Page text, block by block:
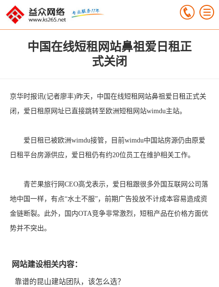
中国在线短租网站鼻祖爱日租正
式关闭
京华时报讯(记者廖丰)昨天，中国在线短租网站鼻祖爱日租正式关
闭，爱日租原网址已直接跳转至欧洲短租网站wimdu主站。
爱日租已被欧洲wimdu接管，目前wimdu中国站房源仍由原爱
日租平台房源供应，爱日租仍有约20位员工在维护相关工作。
青芒果旅行网CEO高戈表示，爱日租跟很多外国互联网公司落
地中国一样，有点“水土不服”，前期广告投放不计成本容易造成资
金链断裂。此外，国内OTA竞争非常激烈，短租产品在价格方面优
势并不突出。
网站建设相关内容：
靠谱的昆山建站团队，该怎么选？